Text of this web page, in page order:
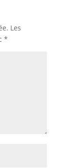
Les
*